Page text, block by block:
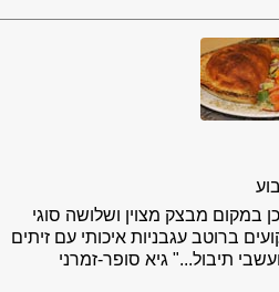
במקום מבצק מצוין ושלושה סוגי
ברוטב עגבניות איכותי עם זיתים
תיבול..." גיא סופר-זמרני